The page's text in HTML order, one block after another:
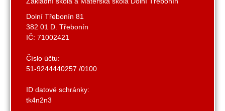
Dolní Třebonín 81
382 01 D. Třebonín
IČ: 71002421
Číslo účtu:
51-9244440257 /0100
ID datové schránky:
tk4n2n3